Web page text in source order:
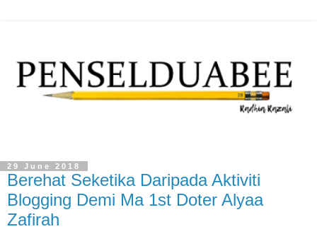
29 June 2018
Berehat Seketika Daripada Aktiviti
Blogging Demi Ma 1st Doter Alyaa
Zafirah